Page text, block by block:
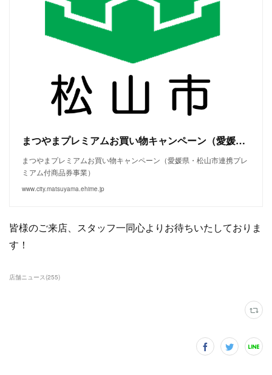
まつやまプレミアムお買い物キャンペーン（愛媛県・松山市連携プレミアム付商品券事業）
まつやまプレミアムお買い物キャンペーン（愛媛県・松山市連携プレ
ミアム付商品券事業）
www.city.matsuyama.ehime.jp
皆様のご来店、スタッフ一同心よりお待ちいたしておりま
す！
店舗ニュース(255)